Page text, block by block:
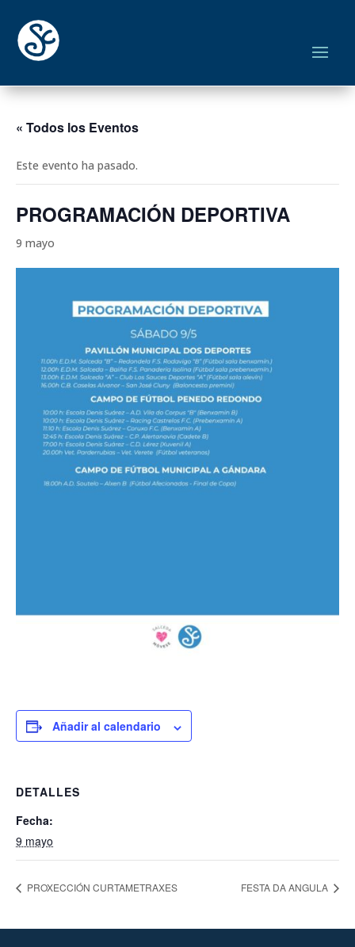
« Todos los Eventos
Este evento ha pasado.
PROGRAMACIÓN DEPORTIVA
9 mayo
Añadir al calendario
DETALLES
Fecha:
9 mayo
PROXECCIÓN CURTAMETRAXES FESTA DA ANGULA